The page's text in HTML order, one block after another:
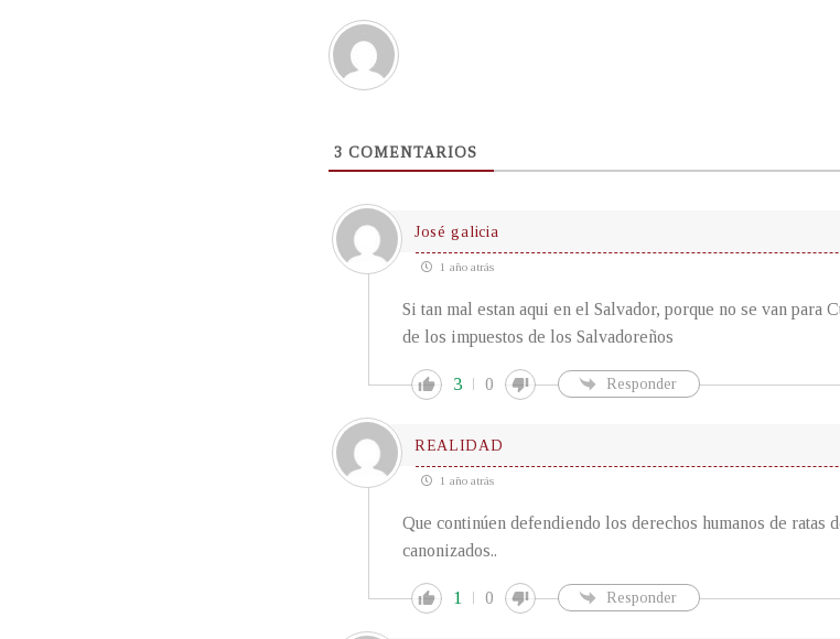
3 COMENTARIOS
José galicia
1 año atrás
Si tan mal estan aqui en el Salvador, porque no se van para
de los impuestos de los Salvadoreños
3 0 Responder
REALIDAD
1 año atrás
Que continúen defendiendo los derechos humanos de ratas
canonizados..
1 0 Responder